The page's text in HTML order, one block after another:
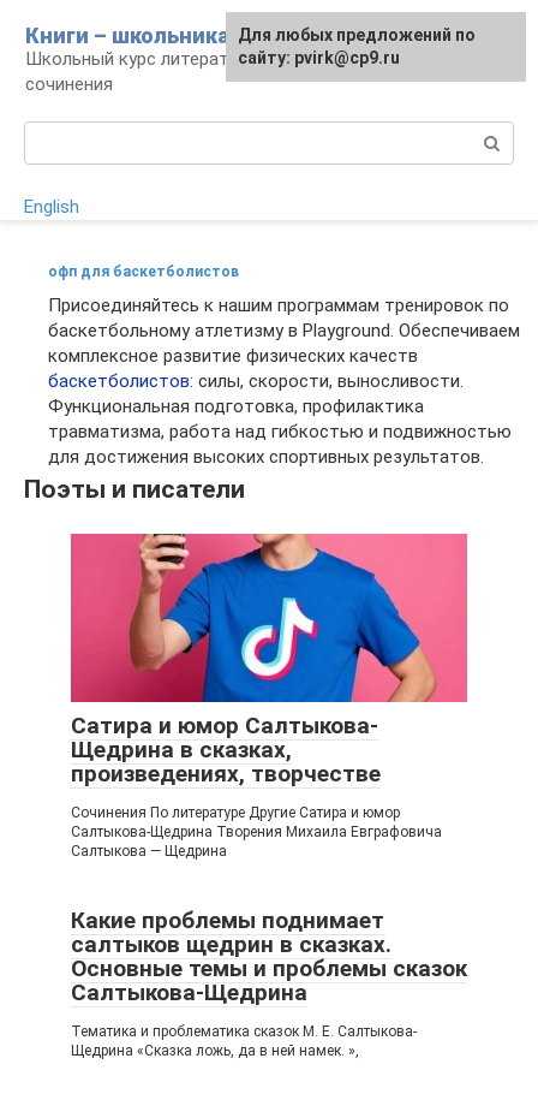
контенту
Книги – школьникам
Школьный курс литературы: уроки и
сочинения
English
офп для баскетболистов
Присоединяйтесь к нашим программам тренировок по
баскетбольному атлетизму в Playground. Обеспечиваем
комплексное развитие физических качеств
баскетболистов: силы, скорости, выносливости.
Функциональная подготовка, профилактика
травматизма, работа над гибкостью и подвижностью
для достижения высоких спортивных результатов.
Поэты и писатели
Сатира и юмор Салтыкова-
Щедрина в сказках,
произведениях, творчестве
Сочинения По литературе Другие Сатира и юмор
Салтыкова-Щедрина Творения Михаила Евграфовича
Салтыкова — Щедрина
Какие проблемы поднимает
салтыков щедрин в сказках.
Основные темы и проблемы сказок
Салтыкова-Щедрина
Тематика и проблематика сказок М. Е. Салтыкова-
Щедрина «Сказка ложь, да в ней намек. »,
Для любых предложений по
сайту: pvirk@cp9.ru